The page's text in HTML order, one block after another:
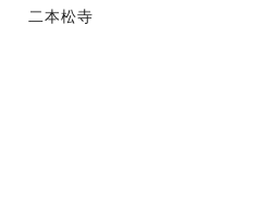
二本松寺